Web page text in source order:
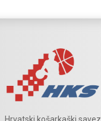
Hrvatski košarkaški savez